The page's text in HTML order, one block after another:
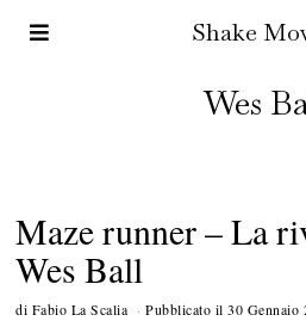
Shake
Wes
Maze runner – La
Wes Ball
di Fabio La Scalia Pubblicato il 30 Gennaio